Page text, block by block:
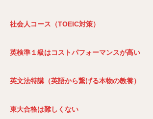
社会人コース（TOEIC対策）
英検準１級はコストパフォーマンスが高い
英文法特講（英語から繋げる本物の教養）
東大合格は難しくない